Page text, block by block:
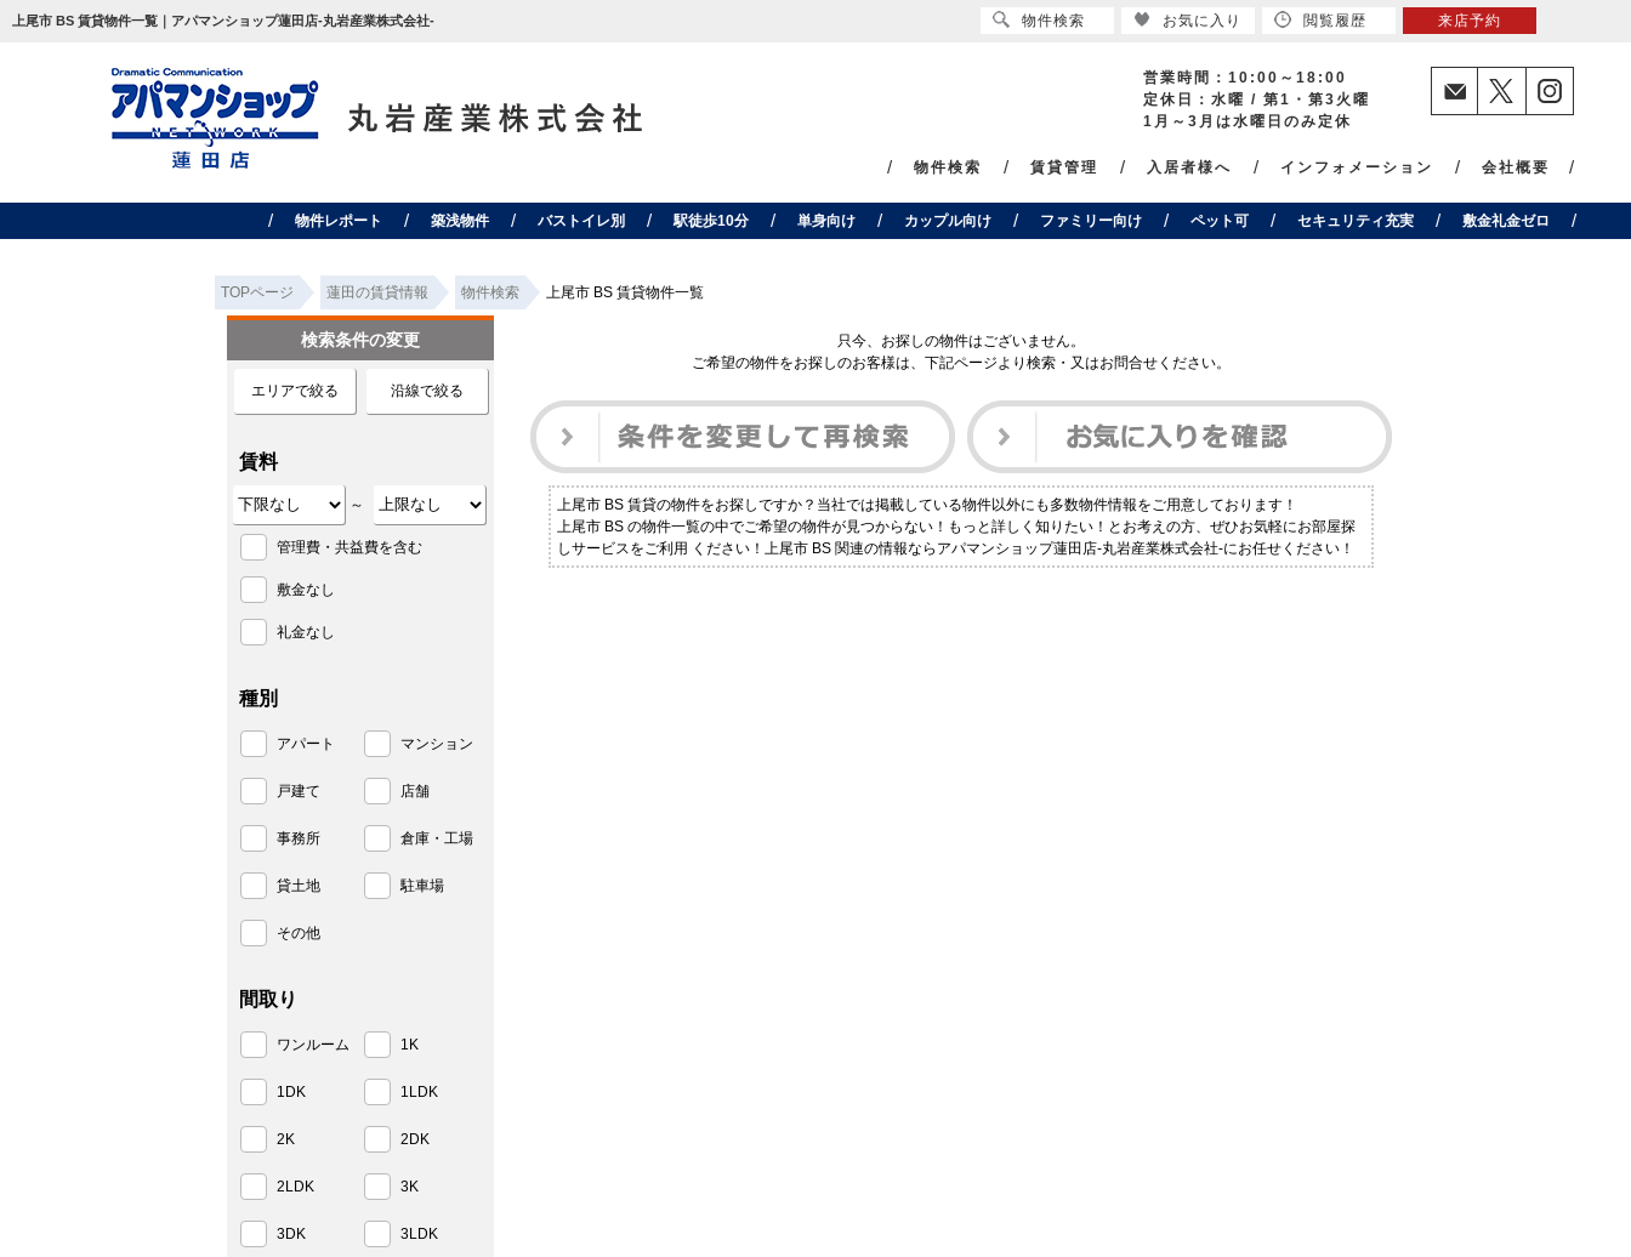
上尾市 BS 賃貸物件一覧｜アパマンショップ蓮田店-丸岩産業株式会社-
営業時間：10:00～18:00
定休日：水曜 / 第1・第3火曜
1月～3月は水曜日のみ定休
物件検索 賃貸管理 入居者様へ インフォメーション 会社概要
物件レポート 築浅物件 バストイレ別 駅徒歩10分 単身向け カップル向け ファミリー向け ペット可 セキュリティ充実 敷金礼金ゼロ
TOPページ 蓮田の賃貸情報 物件検索 上尾市 BS 賃貸物件一覧
只今、お探しの物件はございません。
ご希望の物件をお探しのお客様は、下記ページより検索・又はお問合せください。
上尾市 BS 賃貸の物件をお探しですか？当社では掲載している物件以外にも多数物件情報をご用意しております！
上尾市 BS の物件一覧の中でご希望の物件が見つからない！もっと詳しく知りたい！とお考えの方、ぜひお気軽にお部屋探
しサービスをご利用 ください！上尾市 BS 関連の情報ならアパマンショップ蓮田店-丸岩産業株式会社-にお任せください！
検索条件の変更
エリアで絞る 沿線で絞る
賃料
～
管理費・共益費を含む
敷金なし
礼金なし
種別
アパート マンション
戸建て 店舗
事務所 倉庫・工場
貸土地 駐車場
その他
間取り
ワンルーム 1K
1DK 1LDK
2K 2DK
2LDK 3K
3DK 3LDK
物件検索 お気に入り 閲覧履歴 来店予約